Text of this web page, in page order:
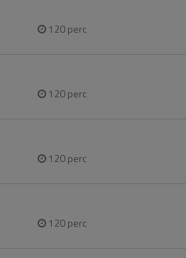
120perc
120perc
120perc
120perc